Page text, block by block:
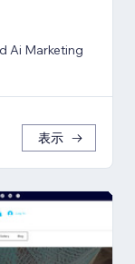
Ai Marketing
表示